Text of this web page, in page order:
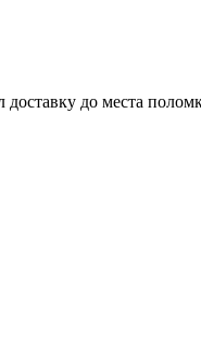
до места